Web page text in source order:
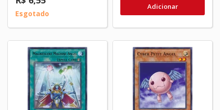
Esgotado
Adicionar